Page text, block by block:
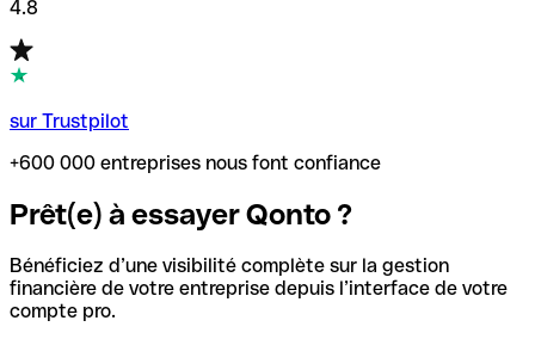
4.8
sur Trustpilot
+600 000 entreprises nous font confiance
Prêt(e) à essayer Qonto ?
Bénéficiez d’une visibilité complète sur la gestion
financière de votre entreprise depuis l’interface de votre
compte pro.